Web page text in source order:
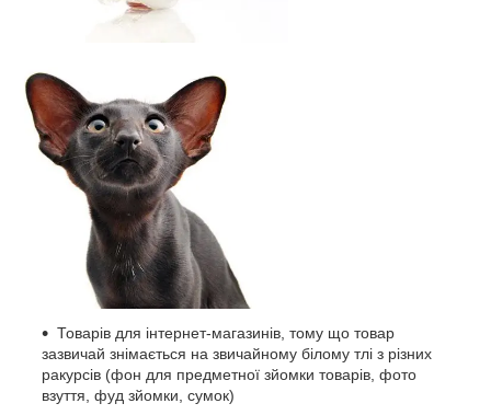
Товарів для інтернет-магазинів, тому що товар
зазвичай знімається на звичайному білому тлі з різних
ракурсів (фон для предметної зйомки товарів, фото
взуття, фуд зйомки, сумок)